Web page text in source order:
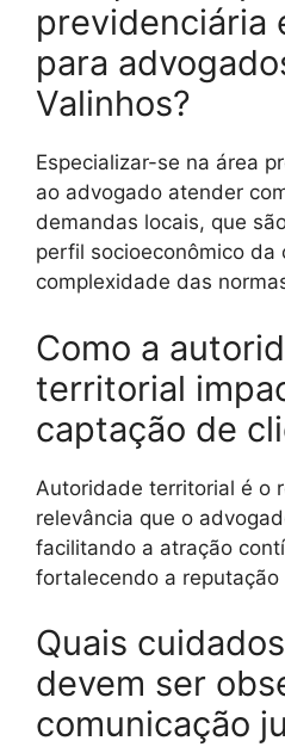
previdenciária
para
Valinhos?
Especializar-se na área
ao advogado atender
demandas locais, que
perfil socioeconômico da
complexidade das
Como a
territorial
captação de
Autoridade territorial é o
relevância que o
facilitando a atração
fortalecendo a reputação
Quais
devem ser
comunicação